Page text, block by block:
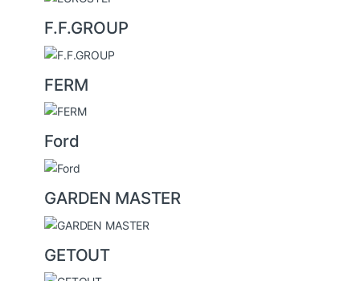
F.F.GROUP
FERM
Ford
GARDEN MASTER
GETOUT